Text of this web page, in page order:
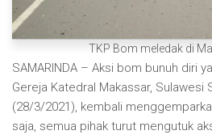
TKP Bom meledak di
SAMARINDA – Aksi bom bunuh diri
Gereja Katedral Makassar, Sulawesi
(28/3/2021), kembali
saja, semua pihak turut mengutuk